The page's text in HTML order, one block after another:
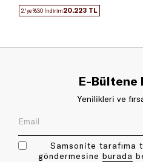
2.'ye %30 İndirim20.223 TL
E-Bültene
Yenilikleri ve
Samsonite
göndermesine bu rada